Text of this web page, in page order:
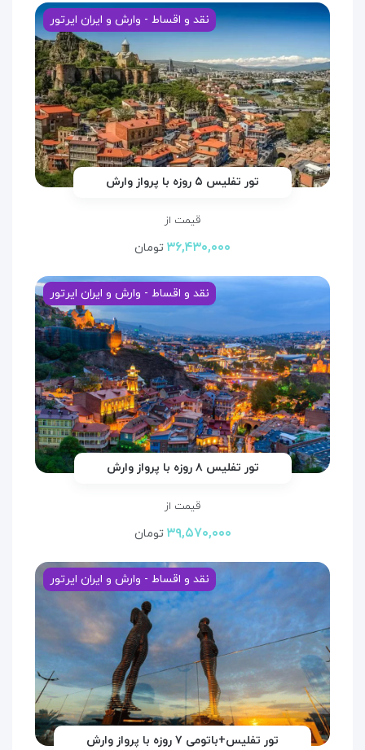
نقد و اقساط - وارش و ایران ایرتور
تور تفلیس ۵ روزه با پرواز وارش
قیمت از
۳۶,۴۳۰,۰۰۰ تومان
نقد و اقساط - وارش و ایران ایرتور
تور تفلیس ۸ روزه با پرواز وارش
قیمت از
۳۹,۵۷۰,۰۰۰ تومان
نقد و اقساط - وارش و ایران ایرتور
تور تفلیس+باتومی ۷ روزه با پرواز وارش